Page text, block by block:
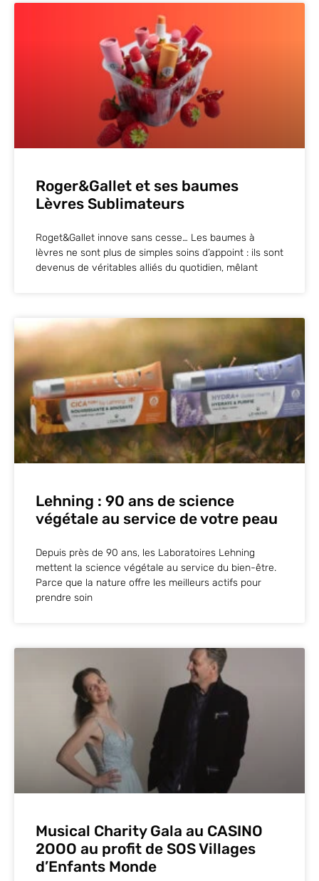
Roger&Gallet et ses baumes
Lèvres Sublimateurs
Roget&Gallet innove sans cesse… Les baumes à
lèvres ne sont plus de simples soins d’appoint : ils sont
devenus de véritables alliés du quotidien, mêlant
Lehning : 90 ans de science
végétale au service de votre peau
Depuis près de 90 ans, les Laboratoires Lehning
mettent la science végétale au service du bien-être.
Parce que la nature offre les meilleurs actifs pour
prendre soin
Musical Charity Gala au CASINO
2OOO au profit de SOS Villages
d’Enfants Monde